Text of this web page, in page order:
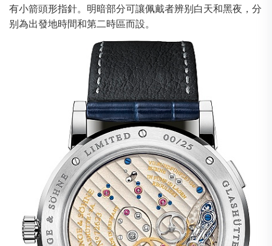
有小箭頭形指針。明暗部分可讓佩戴者辨别白天和黑夜，分
别為出發地時間和第二時區而設。